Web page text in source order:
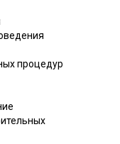
процедур